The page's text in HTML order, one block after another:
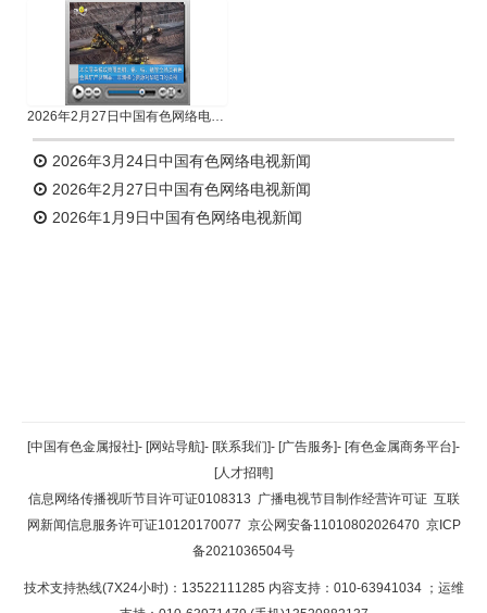
2026年2月27日中国有色网络电视新闻
2026年3月24日中国有色网络电视新闻
2026年2月27日中国有色网络电视新闻
2026年1月9日中国有色网络电视新闻
返回顶部
返回首页
[中国有色金属报社]- [网站导航]- [联系我们]- [广告服务]- [有色金属商务平台]-
[人才招聘]
信息网络传播视听节目许可证0108313 广播电视节目制作经营许可证 互联
网新闻信息服务许可证10120170077 京公网安备11010802026470 京ICP
备2021036504号
技术支持热线(7X24小时)：13522111285 内容支持：010-63941034 ；运维